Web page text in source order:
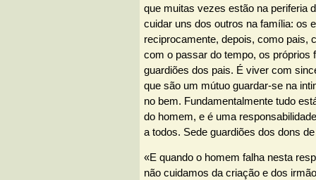
que muitas vezes estão na periferia
cuidar uns dos outros na família: os
reciprocamente, depois, como pais,
com o passar do tempo, os próprios
guardiões dos pais. É viver com
que são um mútuo guardar-se na
no bem. Fundamentalmente tudo
do homem, e é uma
a todos. Sede guardiões dos dons
«E quando o homem falha nesta
não cuidamos da criação e dos